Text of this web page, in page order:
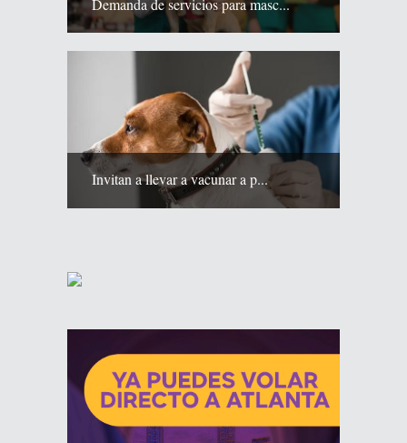
Invitan a llevar a vacunar a p...